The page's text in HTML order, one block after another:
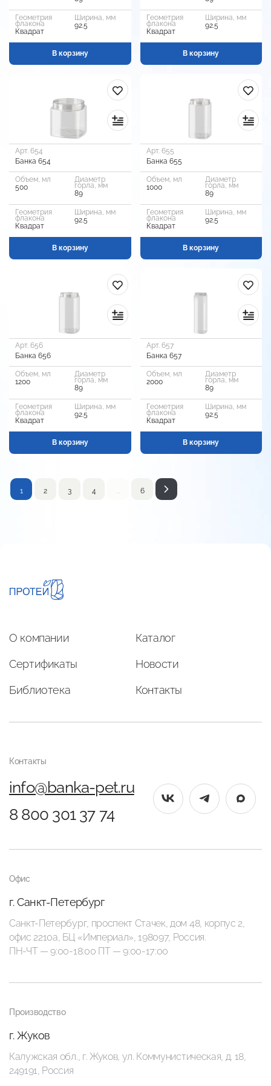
Геометрия
флакона
Квадрат
Ширина, мм
92.5
В корзину
Геометрия
флакона
Квадрат
Ширина, мм
92.5
В корзину
Арт. 654
Банка 654
Объем, мл
500
Диаметр
горла, мм
89
Геометрия
флакона
Квадрат
Ширина, мм
92.5
В корзину
Арт. 655
Банка 655
Объем, мл
1000
Диаметр
горла, мм
89
Геометрия
флакона
Квадрат
Ширина, мм
92.5
В корзину
Арт. 656
Банка 656
Объем, мл
1200
Диаметр
горла, мм
89
Геометрия
флакона
Квадрат
Ширина, мм
92.5
В корзину
Арт. 657
Банка 657
Объем, мл
2000
Диаметр
горла, мм
89
Геометрия
флакона
Квадрат
Ширина, мм
92.5
В корзину
1 2 3 4 6
О компании Каталог
Сертификаты Новости
Библиотека Контакты
Контакты
info@banka-pet.ru
8 800 301 37 74
Офис
г. Санкт-Петербург
Санкт-Петербург, проспект Стачек, дом 48, корпус 2,
офис 2210а, БЦ «Империал», 198097, Россия.
ПН-ЧТ — 9:00-18:00 ПТ — 9:00-17:00
Производство
г. Жуков
Калужская обл., г. Жуков, ул. Коммунистическая, д. 18,
249191, Россия